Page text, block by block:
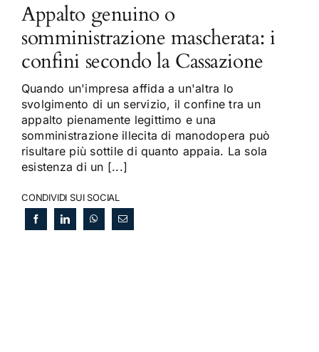
Appalto genuino o
somministrazione mascherata: i
confini secondo la Cassazione
Quando un'impresa affida a un'altra lo
svolgimento di un servizio, il confine tra un
appalto pienamente legittimo e una
somministrazione illecita di manodopera può
risultare più sottile di quanto appaia. La sola
esistenza di un [...]
CONDIVIDI SUI SOCIAL